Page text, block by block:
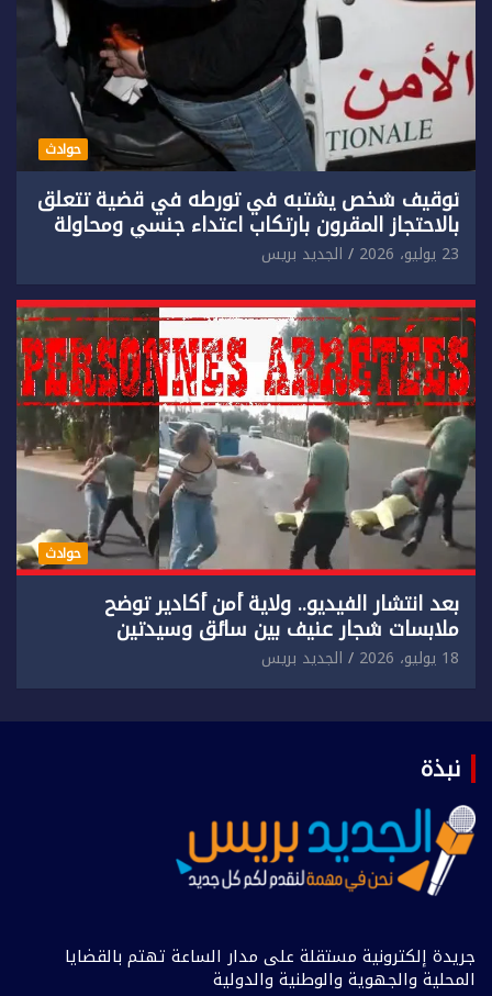
حوادث
توقيف شخص يشتبه في تورطه في قضية تتعلق
بالاحتجاز المقرون بارتكاب اعتداء جنسي ومحاولة
إضرام النار عمدا.
23 يوليو، 2026 الجديد بريس
حوادث
بعد انتشار الفيديو.. ولاية أمن أكادير توضح
ملابسات شجار عنيف بين سائق وسيدتين
18 يوليو، 2026 الجديد بريس
نبذة
جريدة إلكترونية مستقلة على مدار الساعة تهتم بالقضايا
المحلية والجهوية والوطنية والدولية